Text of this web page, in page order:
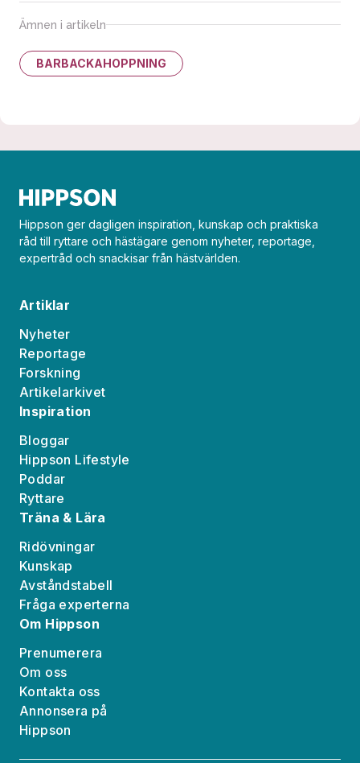
Ämnen i artikeln
BARBACKAHOPPNING
Hippson ger dagligen inspiration, kunskap och praktiska
råd till ryttare och hästägare genom nyheter, reportage,
expertråd och snackisar från hästvärlden.
Artiklar
Nyheter
Reportage
Forskning
Artikelarkivet
Inspiration
Bloggar
Hippson Lifestyle
Poddar
Ryttare
Träna & Lära
Ridövningar
Kunskap
Avståndstabell
Fråga experterna
Om Hippson
Prenumerera
Om oss
Kontakta oss
Annonsera på
Hippson